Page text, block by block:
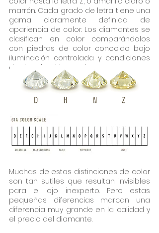
marrón. Cada grado de letra tiene una
gama claramente definida de
apariencia de color. Los diamantes se
clasifican en color comparándolos
con piedras de color conocido bajo
iluminación controlada y condiciones
de visualización precisas.
Muchas de estas distinciones de color
son tan sutiles que resultan invisibles
para el ojo inexperto. Pero estas
pequeñas diferencias marcan una
diferencia muy grande en la calidad y
el precio del diamante.